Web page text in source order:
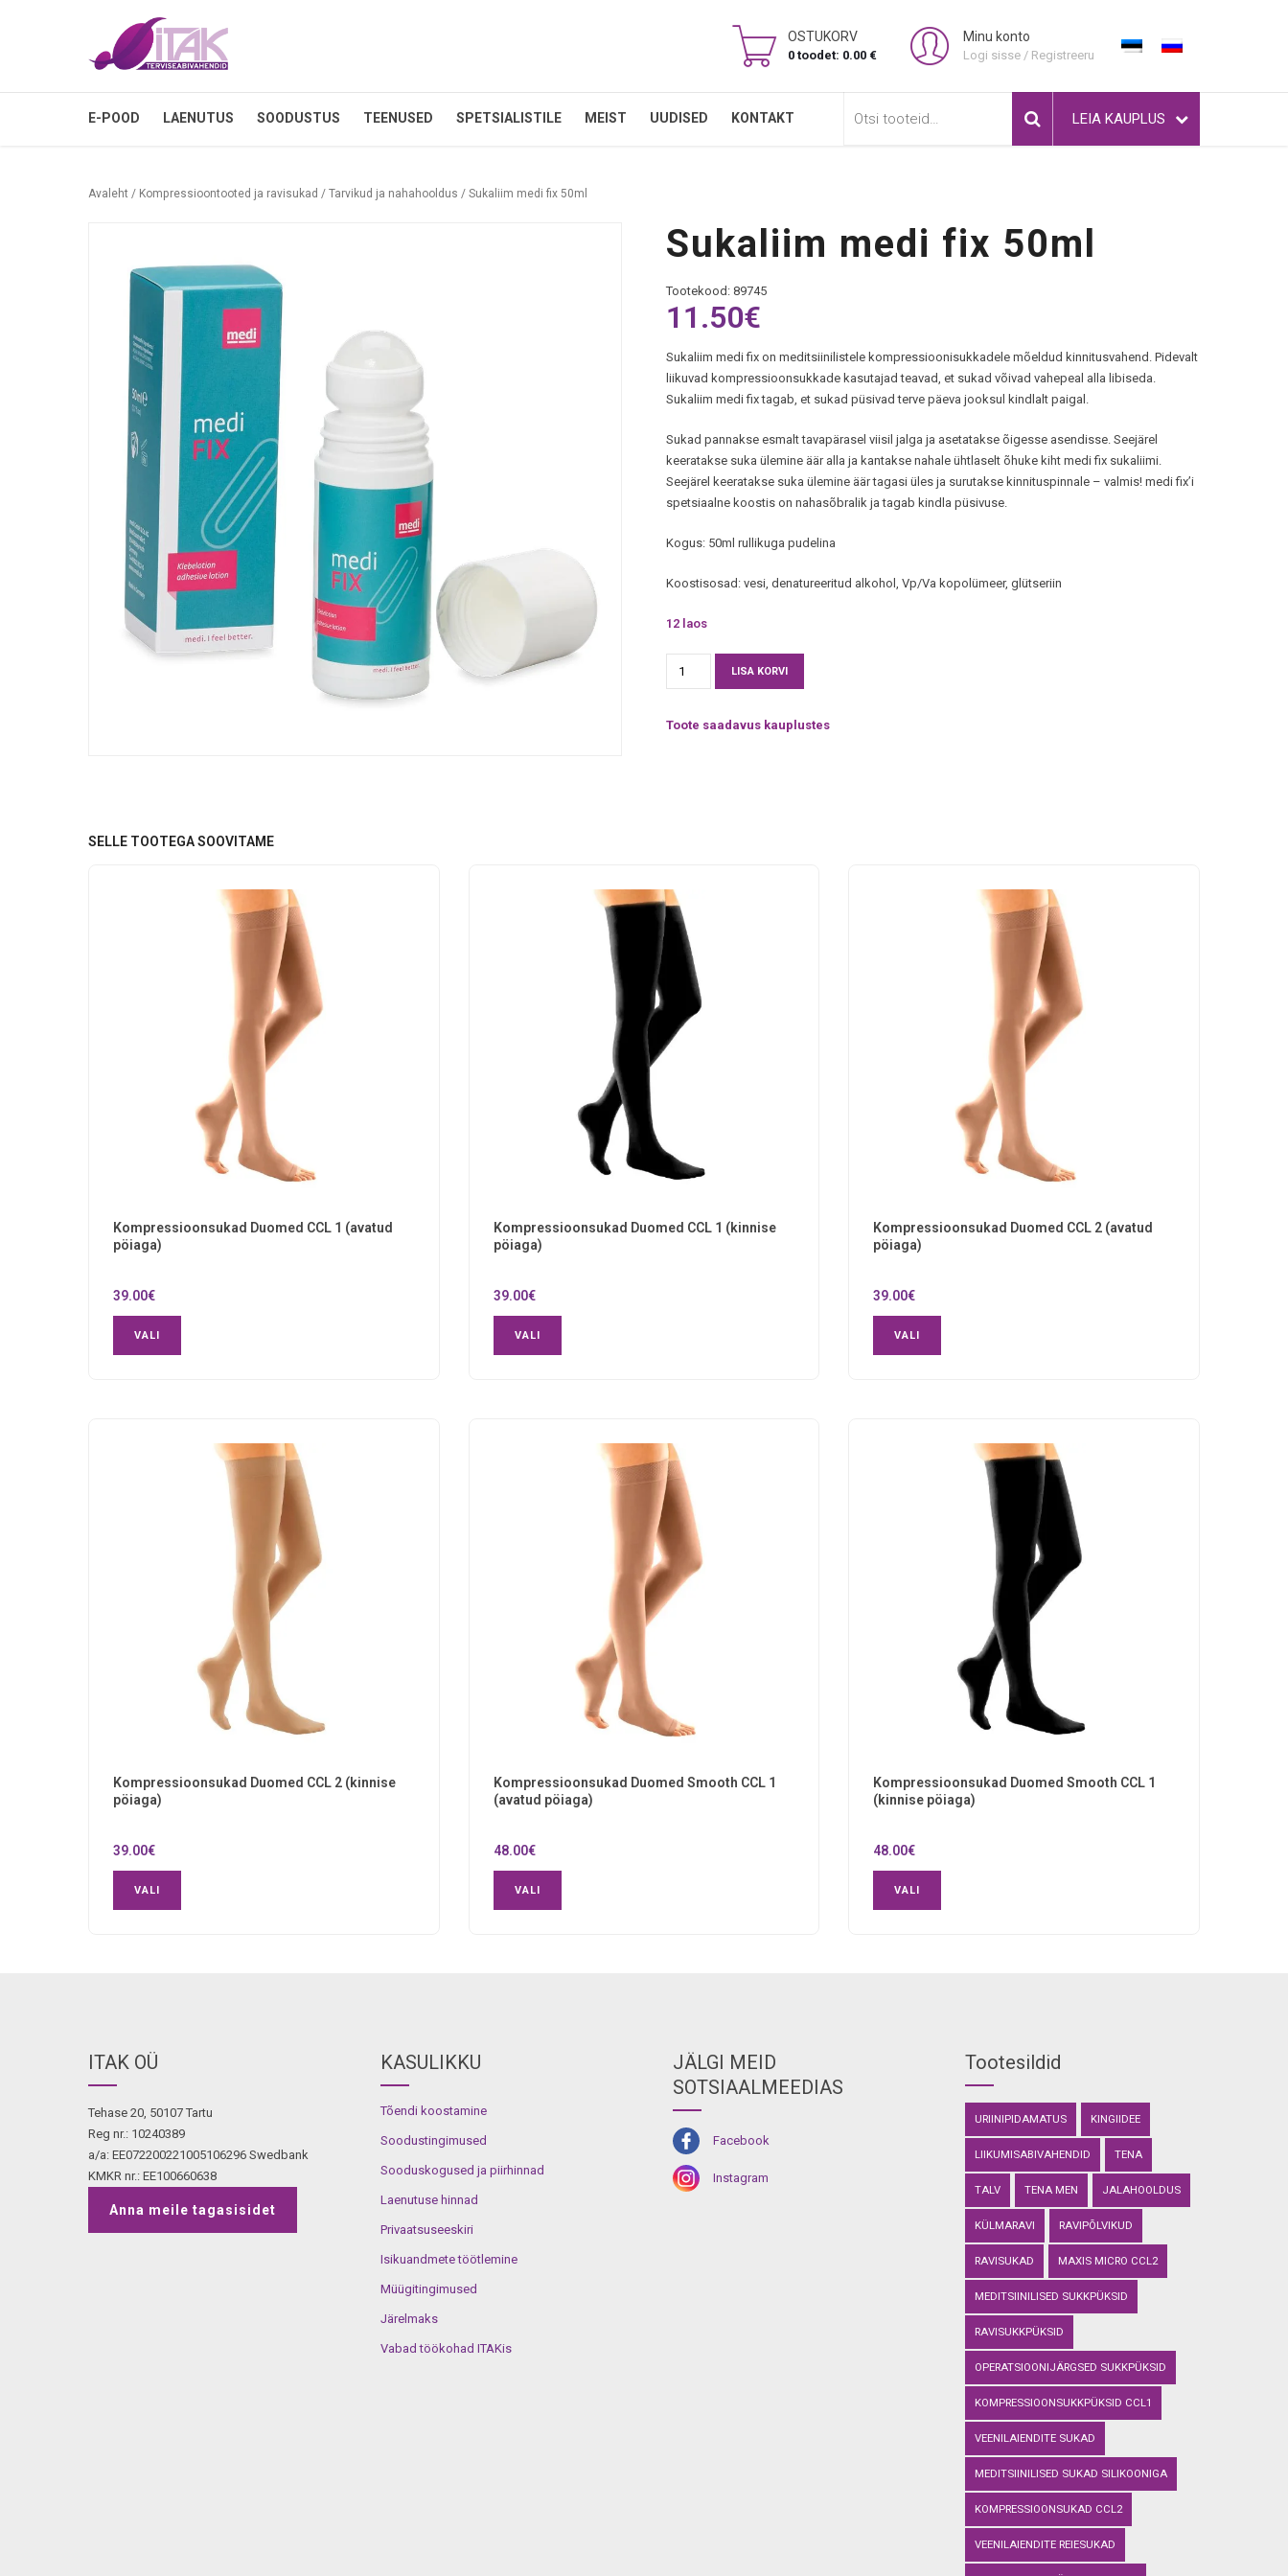
OSTUKORV
0 toodet: 0.00 €
Minu konto
Logi sisse / Registreeru
LEIA KAUPLUS
E-POOD LAENUTUS SOODUSTUS TEENUSED SPETSIALISTILE MEIST UUDISED KONTAKT
Avaleht / Kompressioontooted ja ravisukad / Tarvikud ja nahahooldus / Sukaliim medi fix 50ml
Sukaliim medi fix 50ml
Tootekood: 89745
11.50€
Sukaliim medi fix on meditsiinilistele kompressioonisukkadele mõeldud kinnitusvahend. Pidevalt
liikuvad kompressioonsukkade kasutajad teavad, et sukad võivad vahepeal alla libiseda.
Sukaliim medi fix tagab, et sukad püsivad terve päeva jooksul kindlalt paigal.
Sukad pannakse esmalt tavapärasel viisil jalga ja asetatakse õigesse asendisse. Seejärel
keeratakse suka ülemine äär alla ja kantakse nahale ühtlaselt õhuke kiht medi fix sukaliimi.
Seejärel keeratakse suka ülemine äär tagasi üles ja surutakse kinnituspinnale – valmis! medi fix’i
spetsiaalne koostis on nahasõbralik ja tagab kindla püsivuse.
Kogus: 50ml rullikuga pudelina
Koostisosad: vesi, denatureeritud alkohol, Vp/Va kopolümeer, glütseriin
12 laos
50ml
LISA KORVI
Toote saadavus kauplustes
SELLE TOOTEGA SOOVITAME
Kompressioonsukad Duomed CCL 1 (avatud
pöiaga)
39.00€
VALI
Kompressioonsukad Duomed CCL 1 (kinnise
pöiaga)
39.00€
VALI
Kompressioonsukad Duomed CCL 2 (avatud
pöiaga)
39.00€
VALI
Kompressioonsukad Duomed CCL 2 (kinnise
pöiaga)
39.00€
VALI
Kompressioonsukad Duomed Smooth CCL 1
(avatud pöiaga)
48.00€
VALI
Kompressioonsukad Duomed Smooth CCL 1
(kinnise pöiaga)
48.00€
VALI
ITAK OÜ
Tehase 20, 50107 Tartu
Reg nr.: 10240389
a/a: EE072200221005106296 Swedbank
KMKR nr.: EE100660638
Anna meile tagasisidet
KASULIKKU
Tõendi koostamine
Soodustingimused
Sooduskogused ja piirhinnad
Laenutuse hinnad
Privaatsuseeskiri
Isikuandmete töötlemine
Müügitingimused
Järelmaks
Vabad töökohad ITAKis
JÄLGI MEID
SOTSIAALMEEDIAS
Facebook
Instagram
Tootesildid
URIINIPIDAMATUS KINGIIDEE
LIIKUMISABIVAHENDID TENA
TALV TENA MEN JALAHOOLDUS
KÜLMARAVI RAVIPÕLVIKUD
RAVISUKAD MAXIS MICRO CCL2
MEDITSIINILISED SUKKPÜKSID
RAVISUKKPÜKSID
OPERATSIOONIJÄRGSED SUKKPÜKSID
KOMPRESSIOONSUKKPÜKSID CCL1
VEENILAIENDITE SUKAD
MEDITSIINILISED SUKAD SILIKOONIGA
KOMPRESSIOONSUKAD CCL2
VEENILAIENDITE REIESUKAD